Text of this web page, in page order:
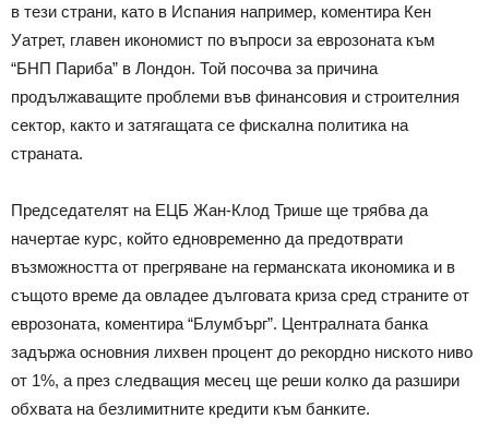
в тези страни, като в Испания например, коментира Кен
Уатрет, главен икономист по въпроси за еврозоната към
“БНП Париба” в Лондон. Той посочва за причина
продължаващите проблеми във финансовия и строителния
сектор, както и затягащата се фискална политика на
страната.
Председателят на ЕЦБ Жан-Клод Трише ще трябва да
начертае курс, който едновременно да предотврати
възможността от прегряване на германската икономика и в
същото време да овладее дълговата криза сред страните от
еврозоната, коментира “Блумбърг”. Централната банка
задържа основния лихвен процент до рекордно ниското ниво
от 1%, а през следващия месец ще реши колко да разшири
обхвата на безлимитните кредити към банките.